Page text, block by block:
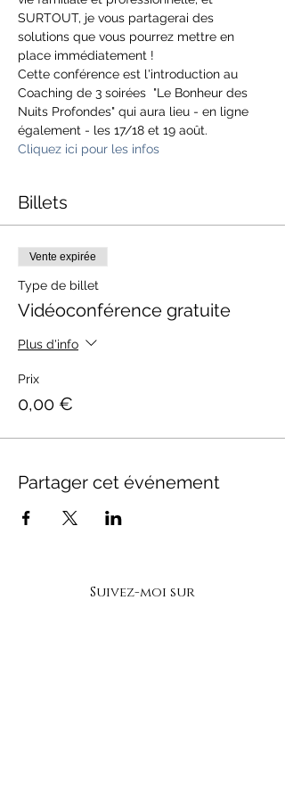
SURTOUT, je vous partagerai des
solutions que vous pourrez mettre en
place immédiatement !
Cette conférence est l'introduction au
Coaching de 3 soirées  "Le Bonheur des
Nuits Profondes" qui aura lieu - en ligne
également - les 17/18 et 19 août.
Cliquez ici pour les infos
Billets
Vente expirée
Type de billet
Vidéoconférence gratuite
Plus d'info
Prix
0,00 €
Partager cet événement
Suivez-moi sur